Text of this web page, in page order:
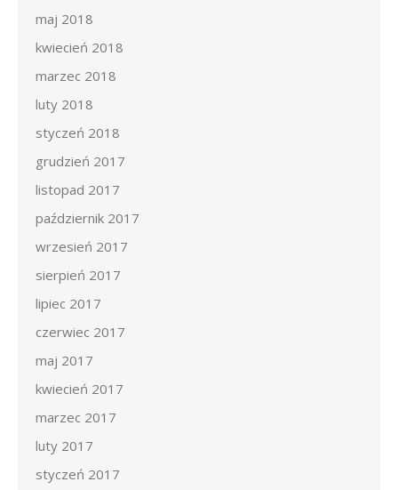
maj 2018
kwiecień 2018
marzec 2018
luty 2018
styczeń 2018
grudzień 2017
listopad 2017
październik 2017
wrzesień 2017
sierpień 2017
lipiec 2017
czerwiec 2017
maj 2017
kwiecień 2017
marzec 2017
luty 2017
styczeń 2017